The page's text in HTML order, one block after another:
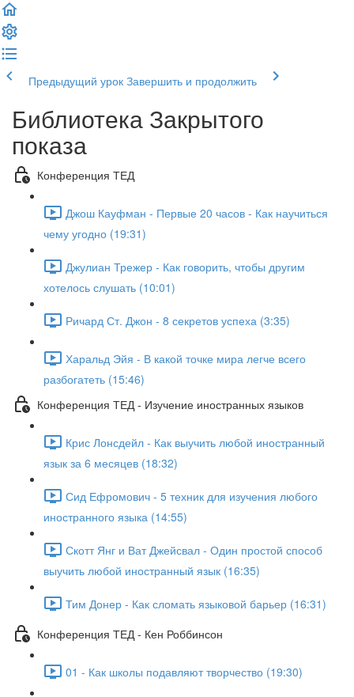
Предыдущий урок Завершить и продолжить
Библиотека Закрытого
показа
Конференция ТЕД
Джош Кауфман - Первые 20 часов - Как научиться
чему угодно (19:31)
Джулиан Трежер - Как говорить, чтобы другим
хотелось слушать (10:01)
Ричард Ст. Джон - 8 секретов успеха (3:35)
Харальд Эйя - В какой точке мира легче всего
разбогатеть (15:46)
Конференция ТЕД - Изучение иностранных языков
Крис Лонсдейл - Как выучить любой иностранный
язык за 6 месяцев (18:32)
Сид Ефромович - 5 техник для изучения любого
иностранного языка (14:55)
Скотт Янг и Ват Джейсвал - Один простой способ
выучить любой иностранный язык (16:35)
Тим Донер - Как сломать языковой барьер (16:31)
Конференция ТЕД - Кен Роббинсон
01 - Как школы подавляют творчество (19:30)